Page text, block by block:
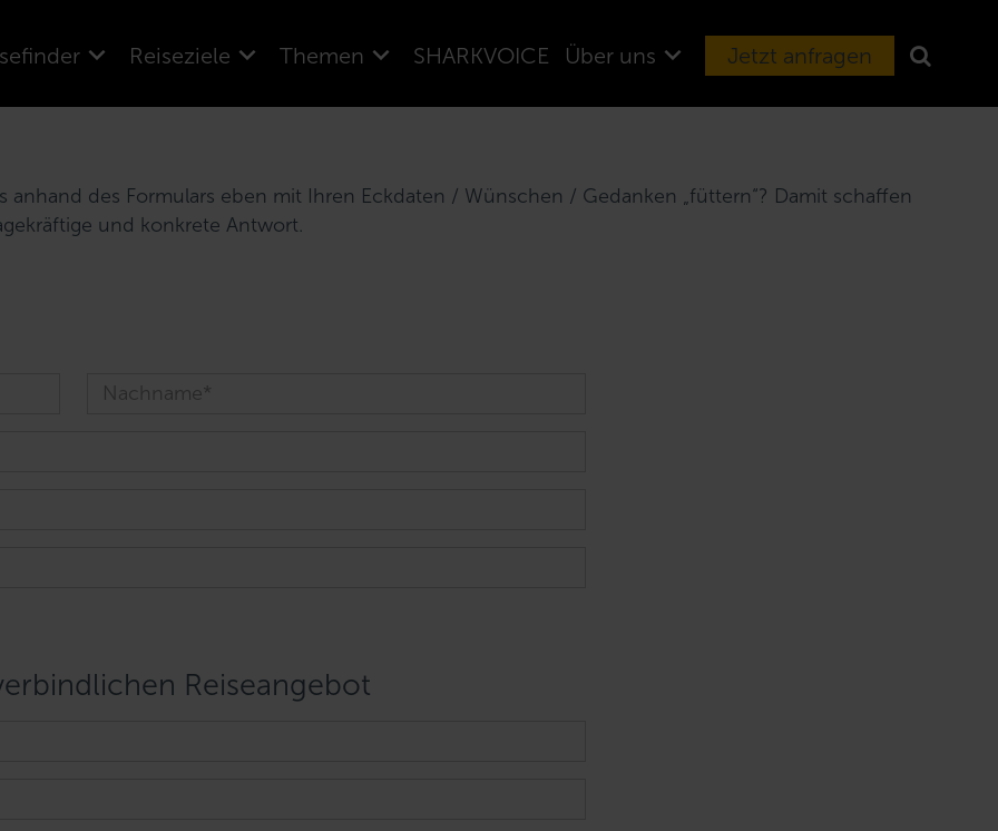
Reiseziele Themen SHARKVOICE Über uns Jetzt anfragen
des Formulars eben mit Ihren Eckdaten / Wünschen / Gedanken „füttern“? Damit schaffen
und konkrete Antwort.
Reiseangebot